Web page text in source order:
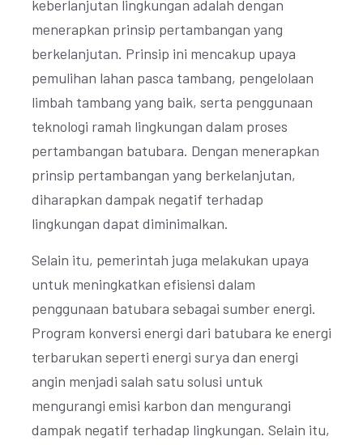
keberlanjutan lingkungan adalah dengan
menerapkan prinsip pertambangan yang
berkelanjutan. Prinsip ini mencakup upaya
pemulihan lahan pasca tambang, pengelolaan
limbah tambang yang baik, serta penggunaan
teknologi ramah lingkungan dalam proses
pertambangan batubara. Dengan menerapkan
prinsip pertambangan yang berkelanjutan,
diharapkan dampak negatif terhadap
lingkungan dapat diminimalkan.
Selain itu, pemerintah juga melakukan upaya
untuk meningkatkan efisiensi dalam
penggunaan batubara sebagai sumber energi.
Program konversi energi dari batubara ke energi
terbarukan seperti energi surya dan energi
angin menjadi salah satu solusi untuk
mengurangi emisi karbon dan mengurangi
dampak negatif terhadap lingkungan. Selain itu,